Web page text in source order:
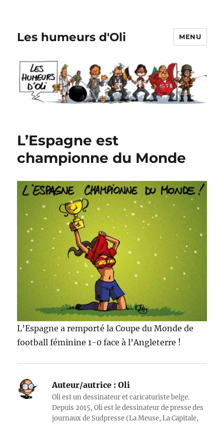
Les humeurs d'Oli MENU
L’Espagne est
championne du Monde
L’Espagne a remporté la Coupe du Monde de
football féminine 1-0 face à l’Angleterre !
Auteur/autrice : Oli
Oli est un dessinateur et caricaturiste belge.
Depuis 2015, Oli est le dessinateur de presse des
journaux de Sudpresse (La Meuse, La Capitale,